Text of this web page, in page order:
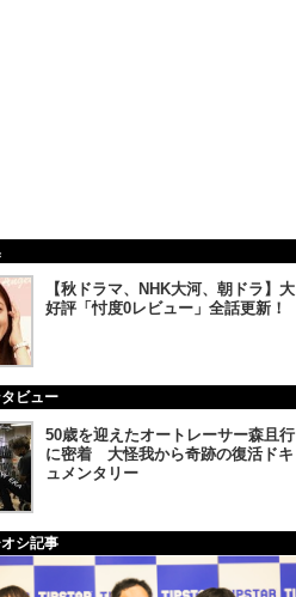
【秋ドラマ、NHK大河、朝ドラ】大
好評「忖度0レビュー」全話更新！
ビュー
50歳を迎えたオートレーサー森且行
に密着 大怪我から奇跡の復活ドキ
ュメンタリー
シ記事